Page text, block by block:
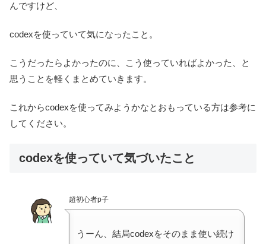
んですけど、
codexを使っていて気になったこと。
こうだったらよかったのに、こう使っていればよかった、と
思うことを軽くまとめていきます。
これからcodexを使ってみようかなとおもっている方は参考に
してください。
codexを使っていて気づいたこと
超初心者p子
うーん、結局codexをそのまま使い続け